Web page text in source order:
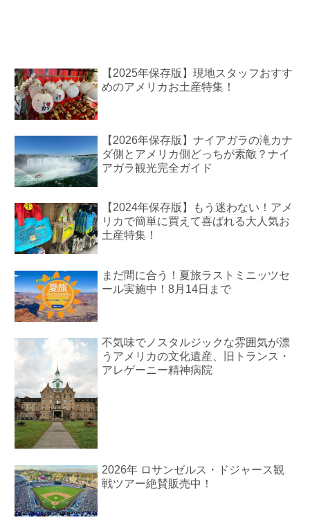
【2025年保存版】現地スタッフおすす
めのアメリカお土産特集！
【2026年保存版】ナイアガラの滝カナ
ダ側とアメリカ側どっちが素敵？ナイ
アガラ観光完全ガイド
【2024年保存版】もう迷わない！アメ
リカで簡単に買えて喜ばれる大人気お
土産特集！
まだ間に合う！夏旅ラストミニッツセ
ール実施中！8月14日まで
不気味でノスタルジックな雰囲気が漂
うアメリカの文化遺産、旧トランス・
アレゲーニー精神病院
2026年 ロサンゼルス・ドジャース観
戦ツアー絶賛販売中！